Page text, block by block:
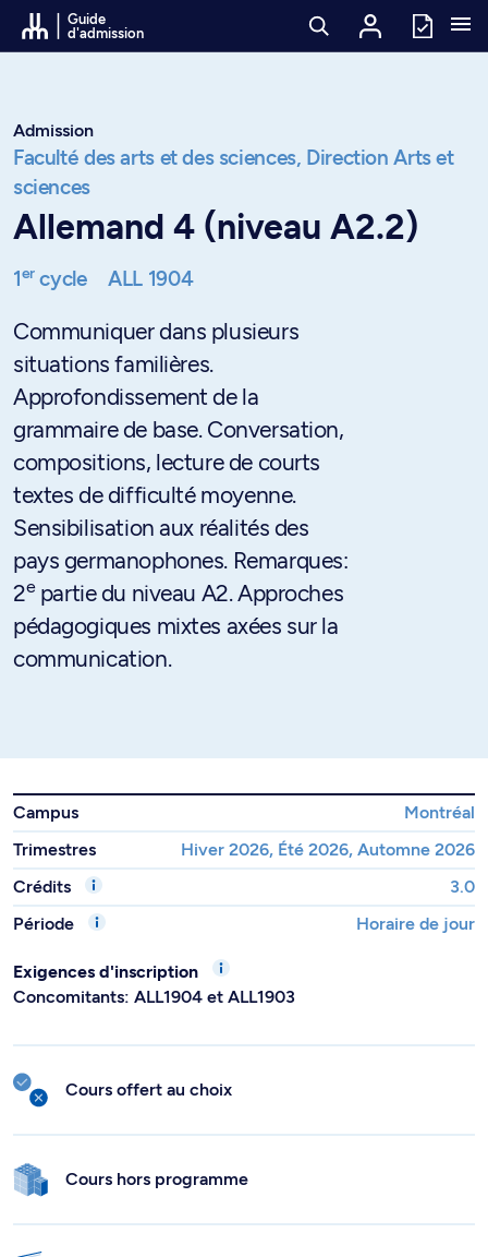
Passer au contenu
Guide
d'admission
Admission
Faculté des arts et des sciences, Direction Arts et
sciences
Allemand 4 (niveau A2.2)
1ercycle ALL 1904
Communiquer dans plusieurs
situations familières.
Approfondissement de la
grammaire de base. Conversation,
compositions, lecture de courts
textes de difficulté moyenne.
Sensibilisation aux réalités des
pays germanophones. Remarques:
2epartie du niveau A2. Approches
pédagogiques mixtes axées sur la
communication.
Campus
Montréal
Trimestres
Hiver 2026, Été 2026, Automne 2026
Crédits
3.0
Période
Horaire de jour
Exigences d'inscription
Concomitants: ALL1904 et ALL1903
Cours offert au choix
Cours hors programme